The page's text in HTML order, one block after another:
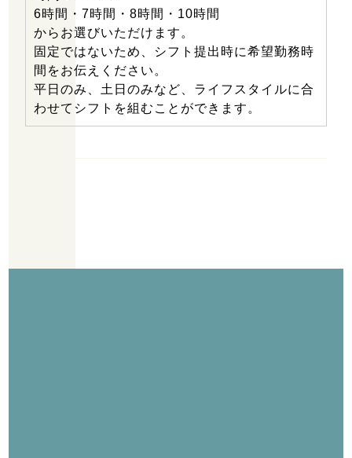
6時間・7時間・8時間・10時間
からお選びいただけます。
固定ではないため、シフト提出時に希望勤務時
間をお伝えください。
平日のみ、土日のみなど、ライフスタイルに合
わせてシフトを組むことができます。